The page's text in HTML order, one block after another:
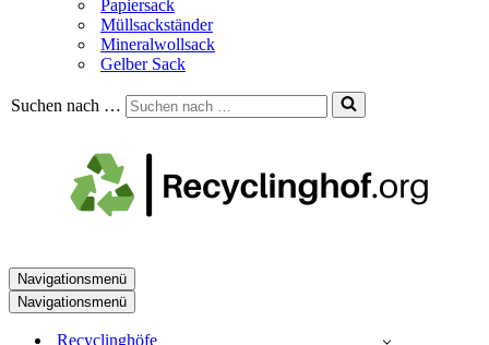
Papiersack
Müllsackständer
Mineralwollsack
Gelber Sack
Suchen nach …
Navigationsmenü
Navigationsmenü
Recyclinghöfe